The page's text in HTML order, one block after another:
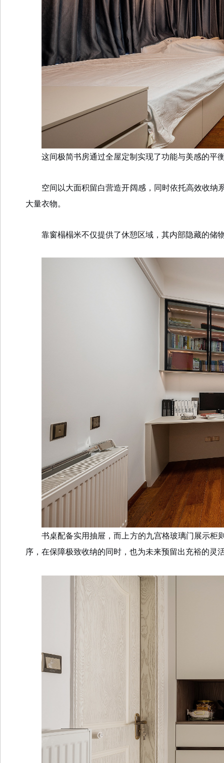
这间极简书房通过全屋定制实现了功能与美感的平
空间以大面积留白营造开阔感，同时依托高效收
大量衣物。
靠窗榻榻米不仅提供了休憩区域，其内部隐藏的储
书桌配备实用抽屉，而上方的九宫格玻璃门展示
序，在保障极致收纳的同时，也为未来预留出充裕的灵